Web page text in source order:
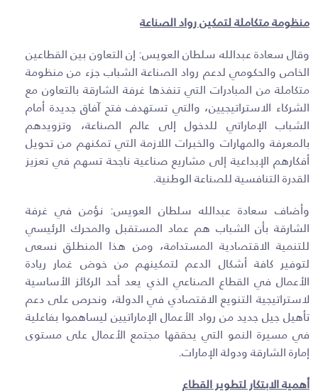
منظومة متكاملة لتمكين رواد الصناعة
وقال سعادة عبدالله سلطان العويس: إن التعاون بين القطاعين
الخاص والحكومي لدعم رواد الصناعة الشباب جزء من منظومة
متكاملة من المبادرات التي تنفذها غرفة الشارقة بالتعاون مع
الشركاء الاستراتيجيين، والتي تستهدف فتح آفاق جديدة أمام
الشباب الإماراتي للدخول إلى عالم الصناعة، وتزويدهم
بالمعرفة والمهارات والخبرات اللازمة التي تمكنهم من تحويل
أفكارهم الإبداعية إلى مشاريع صناعية ناجحة تسهم في تعزيز
القدرة التنافسية للصناعة الوطنية.
وأضاف سعادة عبدالله سلطان العويس: نؤمن في غرفة
الشارقة بأن الشباب هم عماد المستقبل والمحرك الرئيسي
للتنمية الاقتصادية المستدامة، ومن هذا المنطلق نسعى
لتوفير كافة أشكال الدعم لتمكينهم من خوض غمار ريادة
الأعمال في القطاع الصناعي الذي يعد أحد الركائز الأساسية
لاستراتيجية التنويع الاقتصادي في الدولة، ونحرص على دعم
تأهيل جيل جديد من رواد الأعمال الإماراتيين ليساهموا بفاعلية
في مسيرة النمو التي يحققها مجتمع الأعمال على مستوى
إمارة الشارقة ودولة الإمارات.
أهمية الابتكار لتطوير القطاع